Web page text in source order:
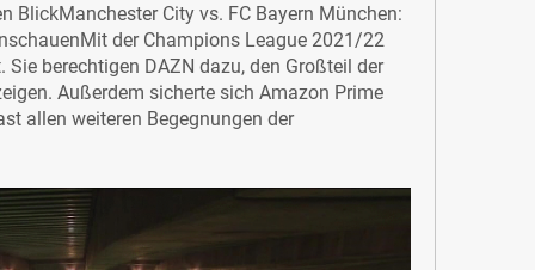
BlickManchester City vs. FC Bayern München:
der Champions League 2021/22
berechtigen DAZN dazu, den Großteil der
Außerdem sicherte sich Amazon Prime
allen weiteren Begegnungen der